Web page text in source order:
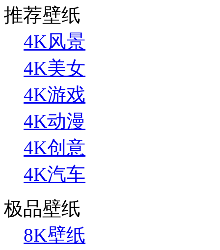
推荐壁纸
4K风景
4K美女
4K游戏
4K动漫
4K创意
4K汽车
极品壁纸
8K壁纸